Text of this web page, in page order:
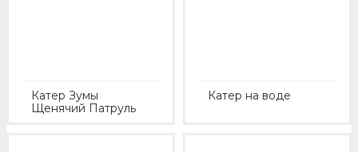
Катер Зумы
Щенячий Патруль
Катер на воде